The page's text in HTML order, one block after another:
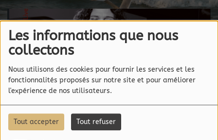
Les informations que nous
collectons
Nous utilisons des cookies pour fournir les services et les
fonctionnalités proposés sur notre site et pour améliorer
l'expérience de nos utilisateurs.
Tout accepter Tout refuser